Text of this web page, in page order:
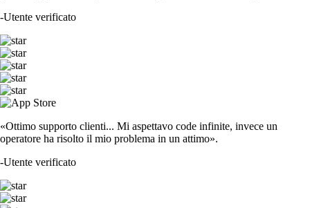
-Utente verificato
«Ottimo supporto clienti... Mi aspettavo code infinite, invece un
operatore ha risolto il mio problema in un attimo».
-Utente verificato